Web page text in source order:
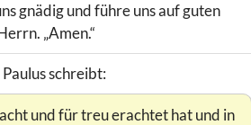
gnädig und führe uns auf guten
„Amen.“
schreibt:
und für treu erachtet hat und in